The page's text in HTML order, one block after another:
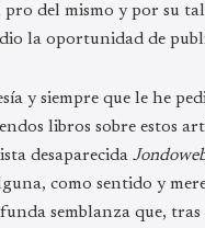
del mismo y por su
la oportunidad de
y siempre que le he
libros sobre estos
desaparecida
como sentido y
semblanza que,